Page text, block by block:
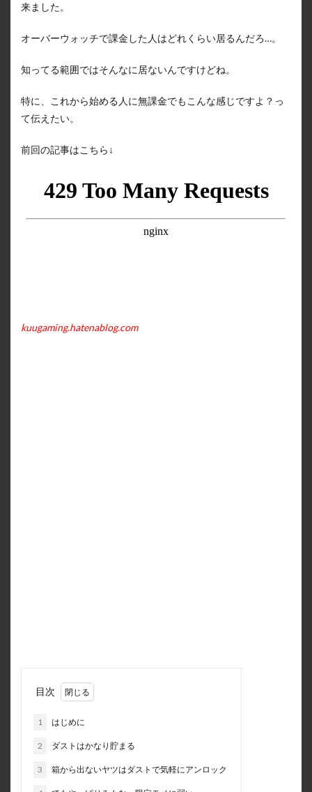
来ました。
オーバーウォッチで課金した人はどれくらい居るんだろ…。
知ってる範囲ではそんなに居ないんですけどね。
特に、これから始める人に無課金でもこんな感じですよ？っ
て伝えたい。
前回の記事はこちら↓
kuugaming.hatenablog.com
目次
1 はじめに
2 ダストはかなり貯まる
3 箱から出ないヤツはダストで気軽にアンロック